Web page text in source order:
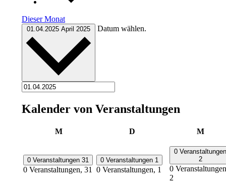
Dieser Monat
01.04.2025 April 2025 Datum wählen.
Kalender von Veranstaltungen
MMontag DDienstag M
0 Veranstaltungen 31
0 Veranstaltungen, 31
0 Veranstaltungen 1
0 Veranstaltungen, 1
0 Veranstaltungen
2
0
2